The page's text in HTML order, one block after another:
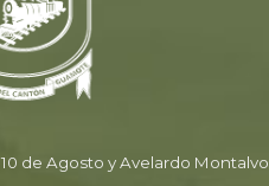
10 de Agosto y Avelardo Montalvo.